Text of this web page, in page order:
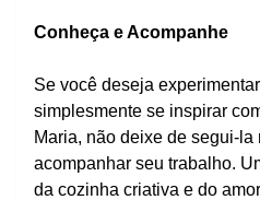
Conheça e Acompanhe
Se você deseja
simplesmente se inspirar
Maria, não deixe de segui-la
acompanhar seu trabalho.
da cozinha criativa e do